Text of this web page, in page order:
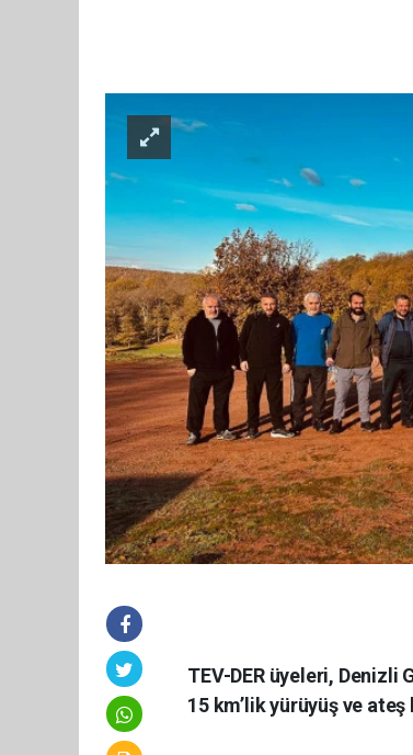
TEV-DER üyeleri, Denizli
15 km’lik yürüyüş ve